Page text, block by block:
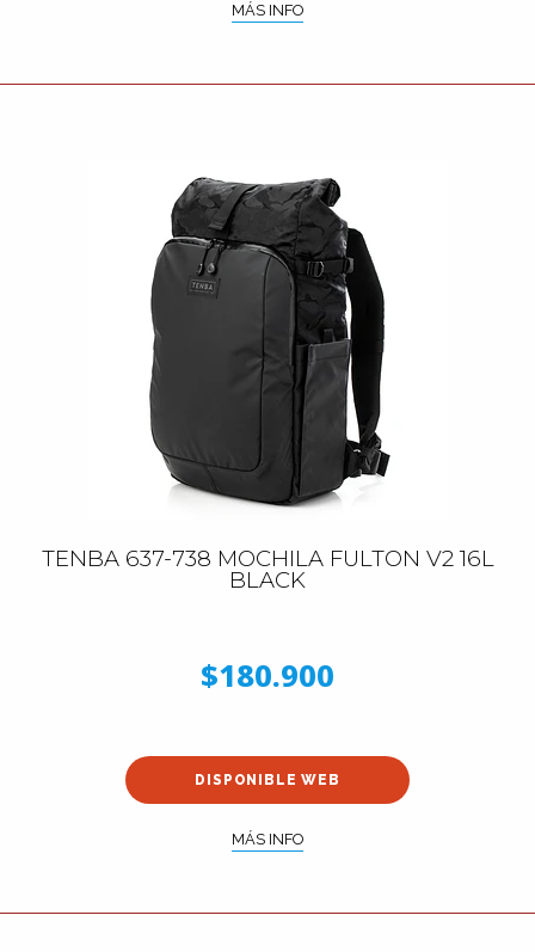
MÁS INFO
TENBA 637-738 MOCHILA FULTON V2 16L
BLACK
$180.900
DISPONIBLE WEB
MÁS INFO